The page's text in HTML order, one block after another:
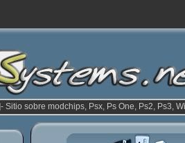
- Sitio sobre modchips, Psx, Ps One, Ps2, Ps3,